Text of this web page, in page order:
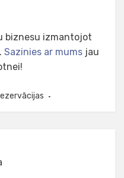
biznesu izmantojot
Sazinies ar mums jau